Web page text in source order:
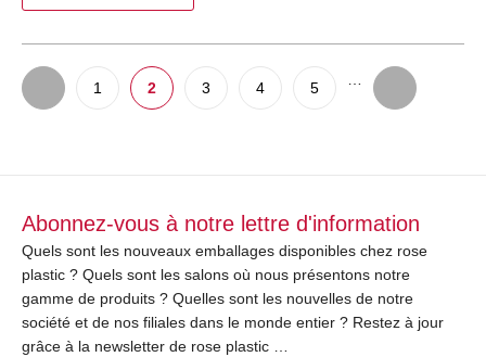
1 2 3 4 5
Abonnez-vous à notre lettre d'information
Quels sont les nouveaux emballages disponibles chez rose
plastic ? Quels sont les salons où nous présentons notre
gamme de produits ? Quelles sont les nouvelles de notre
société et de nos filiales dans le monde entier ? Restez à jour
grâce à la newsletter de rose plastic …